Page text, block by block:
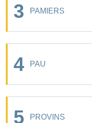
3 PAMIERS
4 PAU
5 PROVINS